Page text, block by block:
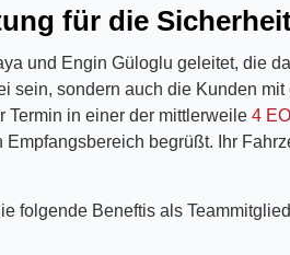
für die
und Engin Güloglu geleitet, die
sondern auch die Kunden
Termin in einer der mittlerweile 4
begrüßt. Ihr
folgende Beneftis als